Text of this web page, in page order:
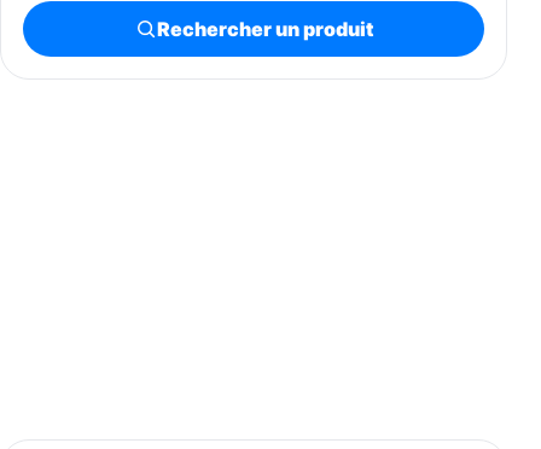
Rechercher un produit